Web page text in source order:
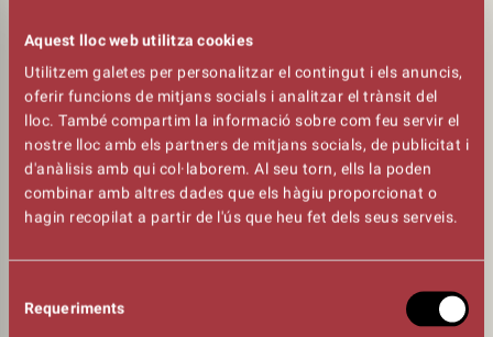
Aquest lloc web utilitza cookies
Utilitzem galetes per personalitzar el contingut i els anuncis,
oferir funcions de mitjans socials i analitzar el trànsit del
lloc. També compartim la informació sobre com feu servir el
nostre lloc amb els partners de mitjans socials, de publicitat i
d'anàlisis amb qui col·laborem. Al seu torn, ells la poden
combinar amb altres dades que els hàgiu proporcionat o
hagin recopilat a partir de l'ús que heu fet dels seus serveis.
Requeriments
Acta Extraordinària del 21 de
2023
Acta Ordinària del 27 d'abril
Acta Extraordinària del 27 d'abril
Acta Extraordinària del 20 de
juliol